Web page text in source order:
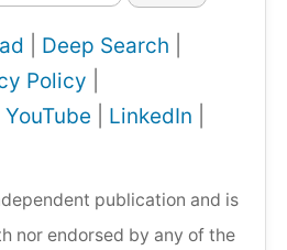
Deep Search
Policy
YouTube LinkedIn
publication and is
nor endorsed by any of the